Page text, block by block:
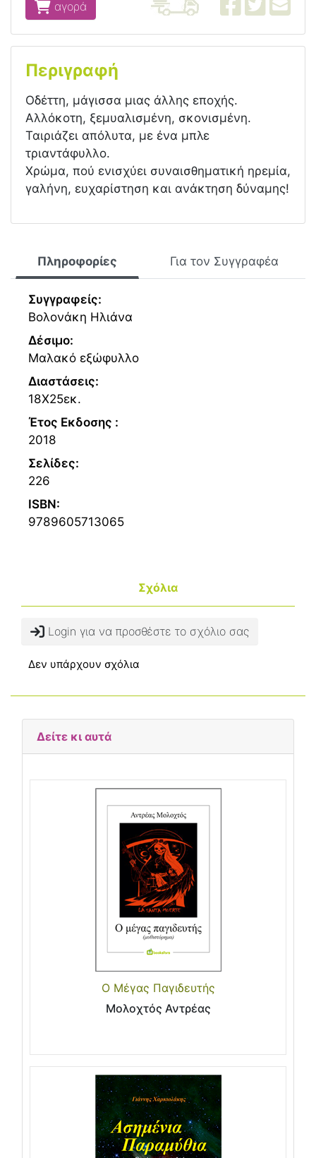
αγορά
Περιγραφή
Οδέττη, μάγισσα μιας άλλης εποχής.
Αλλόκοτη, ξεμυαλισμένη, σκονισμένη.
Ταιριάζει απόλυτα, με ένα μπλε
τριαντάφυλλο.
Χρώμα, πού ενισχύει συναισθηματική ηρεμία,
γαλήνη, ευχαρίστηση και ανάκτηση δύναμης!
Πληροφορίες Για τον Συγγραφέα
Συγγραφείς:
Βολονάκη Ηλιάνα
Δέσιμο:
Μαλακό εξώφυλλο
Διαστάσεις:
18Χ25εκ.
Έτος Εκδοσης :
2018
Σελίδες:
226
ISBN:
9789605713065
Σχόλια
Login για να προσθέστε το σχόλιο σας
Δεν υπάρχουν σχόλια
Δείτε κι αυτά
Ο Μέγας Παγιδευτής
Μολοχτός Αντρέας